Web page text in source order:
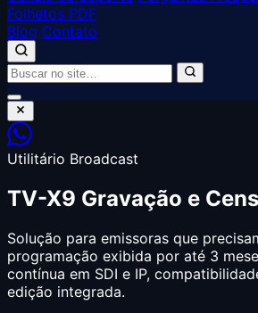
Folhetos PDF
Blog Contato
Utilitário Broadcast
TV-X9 Gravação e
Solução para emissoras que
programação exibida por até 3
contínua em SDI e IP,
edição integrada.